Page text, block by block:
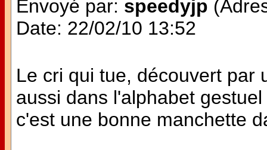
Envoyé par: speedyjp
Date: 22/02/10 13:52
Le cri qui tue, découvert par
aussi dans l'alphabet
c'est une bonne manchette